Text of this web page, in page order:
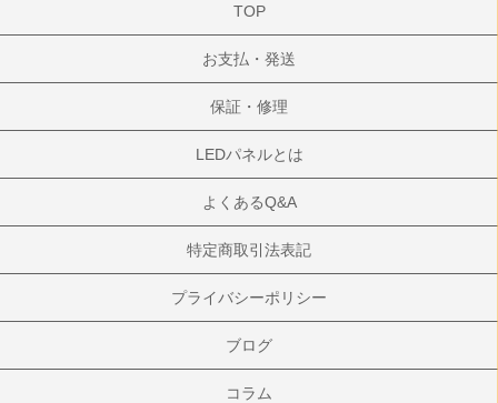
TOP
お支払・発送
保証・修理
LEDパネルとは
よくあるQ&A
特定商取引法表記
プライバシーポリシー
ブログ
コラム